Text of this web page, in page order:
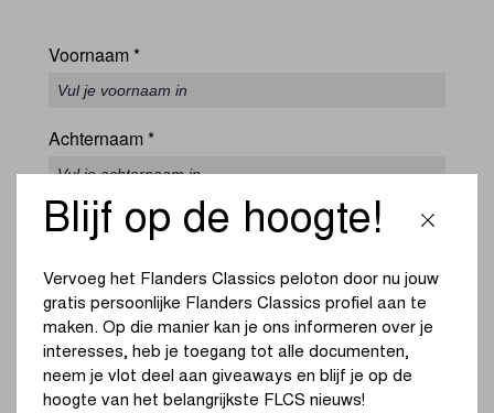
Voornaam *
Achternaam *
Bedrijf *
E-mail*
Telefoonnummer*
Blijf op de hoogte!
Vervoeg het Flanders Classics peloton door nu jouw
gratis persoonlijke Flanders Classics profiel aan te
maken. Op die manier kan je ons informeren over je
interesses, heb je toegang tot alle documenten,
neem je vlot deel aan giveaways en blijf je op de
hoogte van het belangrijkste FLCS nieuws!